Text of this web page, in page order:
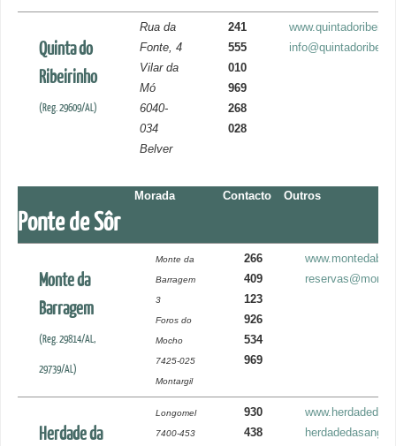
Quinta do
Ribeirinho
(Reg. 29609/AL)
Rua da
Fonte, 4
Vilar da
Mó
6040-
034
Belver
241
555
010
969
268
028
Ponte de Sôr
Morada Contacto Outros
Monte da
Barragem
(Reg. 29814/AL,
29739/AL)
Monte da
Barragem
3
Foros do
Mocho
7425-025
Montargil
266
409
123
926
534
969
Herdade da
Longomel
7400-453
930
438